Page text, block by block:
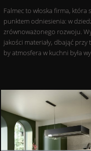
Falmec to włoska firma,
punktem odniesienia: w
zrównoważonego rozwoju.
jakości materiały, dbająć
by atmosfera w kuchni była